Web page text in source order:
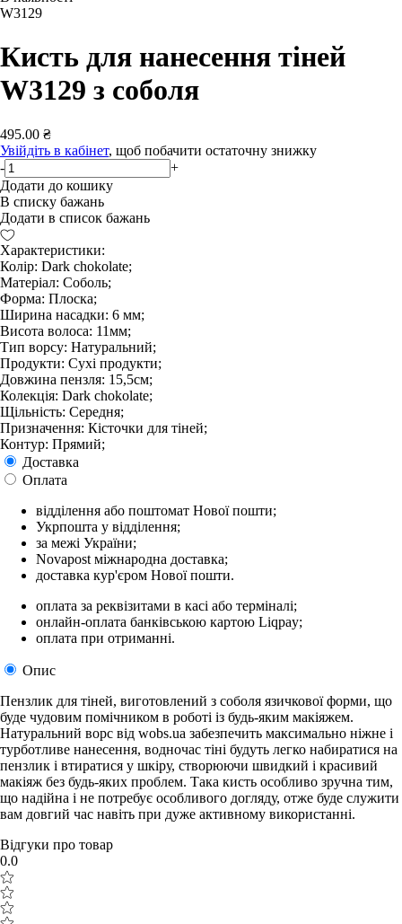
W3129
Кисть для нанесення тіней
W3129 з соболя
495.00 ₴
Увійдіть в кабінет, щоб побачити остаточну знижку
-
+
Додати до кошику
В списку бажань
Додати в список бажань
Характеристики:
Колір: Dark chokolate;
Матеріал: Соболь;
Форма: Плоска;
Ширина насадки: 6 мм;
Висота волоса: 11мм;
Тип ворсу: Натуральний;
Продукти: Сухі продукти;
Довжина пензля: 15,5см;
Колекція: Dark chokolate;
Щільність: Середня;
Призначення: Кісточки для тіней;
Контур: Прямий;
Доставка
Оплата
відділення або поштомат Нової пошти;
Укрпошта у відділення;
за межі України;
Novapost міжнародна доставка;
доставка кур'єром Нової пошти.
оплата за реквізитами в касі або терміналі;
онлайн-оплата банківською картою Liqpay;
оплата при отриманні.
Опис
Пензлик для тіней, виготовлений з соболя язичкової форми, що
буде чудовим помічником в роботі із будь-яким макіяжем.
Натуральний ворс від wobs.ua забезпечить максимально ніжне і
турботливе нанесення, водночас тіні будуть легко набиратися на
пензлик і втиратися у шкіру, створюючи швидкий і красивий
макіяж без будь-яких проблем. Така кисть особливо зручна тим,
що надійна і не потребує особливого догляду, отже буде служити
вам довгий час навіть при дуже активному використанні.
Відгуки про товар
0.0